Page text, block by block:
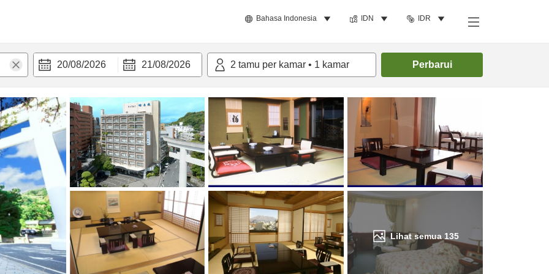
Bahasa Indonesia IDN IDR
20/08/2026 21/08/2026 2 tamu per kamar • 1 kamar Perbarui
Lihat semua 135
Cari kamar